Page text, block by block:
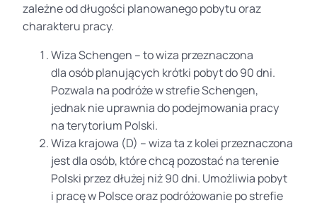
zależne od długości planowanego pobytu oraz
charakteru pracy.
Wiza Schengen – to wiza przeznaczona
dla osób planujących krótki pobyt do 90 dni.
Pozwala na podróże w strefie Schengen,
jednak nie uprawnia do podejmowania pracy
na terytorium Polski.
Wiza krajowa (D) – wiza ta z kolei przeznaczona
jest dla osób, które chcą pozostać na terenie
Polski przez dłużej niż 90 dni. Umożliwia pobyt
i pracę w Polsce oraz podróżowanie po strefie